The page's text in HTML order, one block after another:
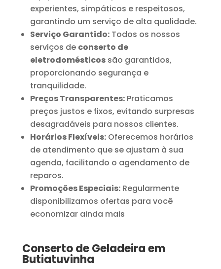
experientes, simpáticos e respeitosos,
garantindo um serviço de alta qualidade.
Serviço Garantido:Todos os nossos
serviços de conserto de
eletrodomésticossão garantidos,
proporcionando segurança e
tranquilidade.
Preços Transparentes:Praticamos
preços justos e fixos, evitando surpresas
desagradáveis para nossos clientes.
Horários Flexíveis:Oferecemos horários
de atendimento que se ajustam à sua
agenda, facilitando o agendamento de
reparos.
Promoções Especiais:Regularmente
disponibilizamos ofertas para você
economizar ainda mais
Conserto de Geladeira em
Butiatuvinha